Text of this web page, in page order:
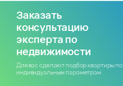
Заказать
консультацию
эксперта по
недвижимости
Для вас сделают подбор квартиры по
индивидуальным параметрам